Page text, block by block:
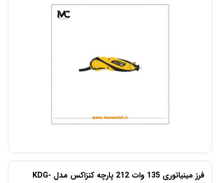
فرز مینیاتوری 135 وات 212 پارچه کنزاکس مدل KDG-